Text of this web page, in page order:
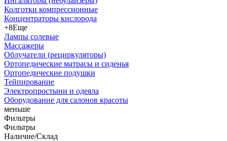
Колготки компрессионные
Концентраторы кислорода
+8Еще
Лампы солевые
Массажеры
Облучатели (рециркуляторы)
Ортопедические матрасы и сиденья
Ортопедические подушки
Тейпирование
Электропростыни и одеяла
Оборудование для салонов красоты
меньше
Фильтры
Фильтры
Наличие/Склад